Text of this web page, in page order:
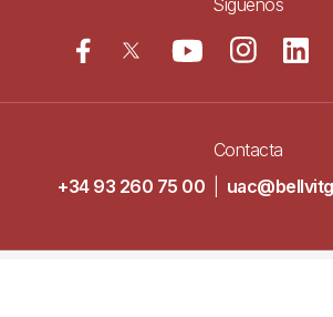
Siguenos
Contacta
+34 93 260 75 00